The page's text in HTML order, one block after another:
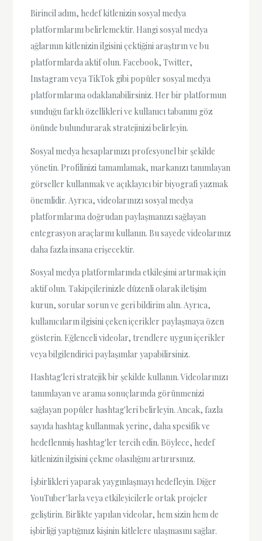
Birincil adım, hedef kitlenizin sosyal medya
platformlarını belirlemektir. Hangi sosyal medya
ağlarının kitlenizin ilgisini çektiğini araştırın ve bu
platformlarda aktif olun. Facebook, Twitter,
Instagram veya TikTok gibi popüler sosyal medya
platformlarına odaklanabilirsiniz. Her bir platformun
sunduğu farklı özellikleri ve kullanıcı tabanını göz
önünde bulundurarak stratejinizi belirleyin.
Sosyal medya hesaplarınızı profesyonel bir şekilde
yönetin. Profilinizi tamamlamak, markanızı tanımlayan
görseller kullanmak ve açıklayıcı bir biyografi yazmak
önemlidir. Ayrıca, videolarınızı sosyal medya
platformlarına doğrudan paylaşmanızı sağlayan
entegrasyon araçlarını kullanın. Bu sayede videolarınız
daha fazla insana erişecektir.
Sosyal medya platformlarında etkileşimi artırmak için
aktif olun. Takipçilerinizle düzenli olarak iletişim
kurun, sorular sorun ve geri bildirim alın. Ayrıca,
kullanıcıların ilgisini çeken içerikler paylaşmaya özen
gösterin. Eğlenceli videolar, trendlere uygun içerikler
veya bilgilendirici paylaşımlar yapabilirsiniz.
Hashtag'leri stratejik bir şekilde kullanın. Videolarınızı
tanımlayan ve arama sonuçlarında görünmenizi
sağlayan popüler hashtag'leri belirleyin. Ancak, fazla
sayıda hashtag kullanmak yerine, daha spesifik ve
hedeflenmiş hashtag'ler tercih edin. Böylece, hedef
kitlenizin ilgisini çekme olasılığını artırırsınız.
İşbirlikleri yaparak yaygınlaşmayı hedefleyin. Diğer
YouTuber'larla veya etkileyicilerle ortak projeler
geliştirin. Birlikte yapılan videolar, hem sizin hem de
işbirliği yaptığınız kişinin kitlelere ulaşmasını sağlar.